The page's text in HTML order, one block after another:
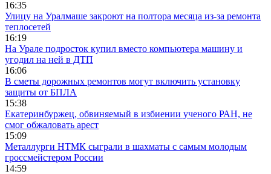
16:35
Улицу на Уралмаше закроют на полтора месяца из-за ремонта
теплосетей
16:19
На Урале подросток купил вместо компьютера машину и
угодил на ней в ДТП
16:06
В сметы дорожных ремонтов могут включить установку
защиты от БПЛА
15:38
Екатеринбуржец, обвиняемый в избиении ученого РАН, не
смог обжаловать арест
15:09
Металлурги НТМК сыграли в шахматы с самым молодым
гроссмейстером России
14:59